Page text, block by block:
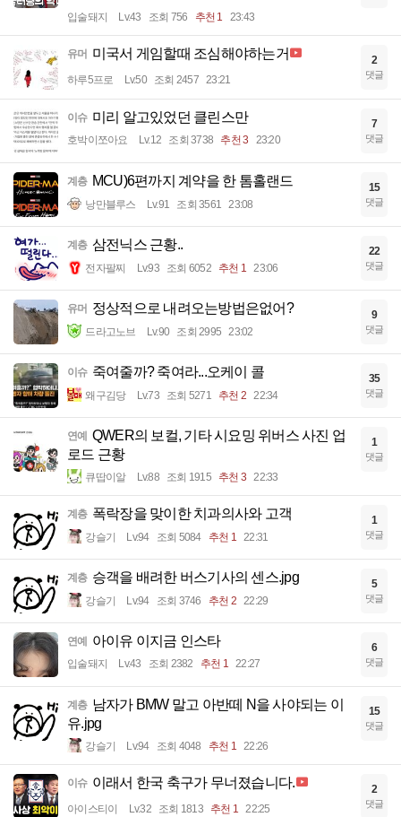
입술돼지 Lv.43 조회 756 추천 1 23:43
유머 미국서 게임할때 조심해야하는거
하루5프로 Lv.50 조회 2457 23:21
2
댓글
이슈 미리 알고있었던 클린스만
호박이쪼아요 Lv.12 조회 3738 추천 3 23:20
7
댓글
계층 MCU)6편까지 계약을 한 톰홀랜드
낭만블루스 Lv.91 조회 3561 23:08
15
댓글
계층 삼전닉스 근황..
전자팔찌 Lv.93 조회 6052 추천 1 23:06
22
댓글
유머 정상적으로 내려오는방법은없어?
드라고노브 Lv.90 조회 2995 23:02
9
댓글
이슈 죽여줄까? 죽여라...오케이 콜
왜구김당 Lv.73 조회 5271 추천 2 22:34
35
댓글
연예
QWER의 보컬, 기타 시요밍 위버스 사진 업
로드 근황
큐땁이알 Lv.88 조회 1915 추천 3 22:33
1
댓글
계층 폭락장을 맞이한 치과의사와 고객
강슬기 Lv.94 조회 5084 추천 1 22:31
1
댓글
계층 승객을 배려한 버스기사의 센스.jpg
강슬기 Lv.94 조회 3746 추천 2 22:29
5
댓글
연예 아이유 이지금 인스타
입술돼지 Lv.43 조회 2382 추천 1 22:27
6
댓글
계층 남자가 BMW 말고 아반떼 N을 사야되는 이
유.jpg
강슬기 Lv.94 조회 4048 추천 1 22:26
15
댓글
이슈 이래서 한국 축구가 무너졌습니다.
아이스티이 Lv.32 조회 1813 추천 1 22:25
2
댓글